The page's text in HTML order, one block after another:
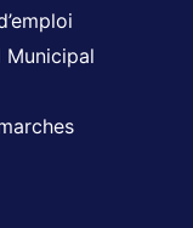
Municipal